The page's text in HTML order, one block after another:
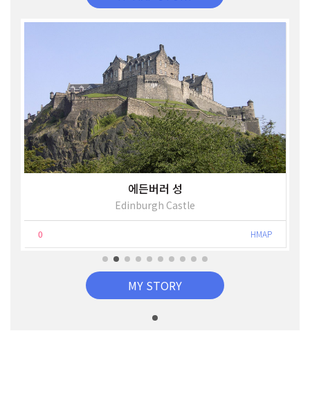
에든버러 성
Edinburgh Castle
0 HMAP
MY STORY